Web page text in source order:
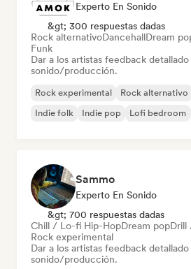
Experto En Sonido
&gt; 300 respuestas dadas
Rock alternativoDancehallDream
Funk
Dar a los artistas feedback detallado
sonido/producción.
Rock experimental Rock alternativo
Indie folk
Indie pop Lofi bedroom
Sammo
Experto En Sonido
&gt; 700 respuestas dadas
Chill / Lo-fi Hip-HopDream popDrill
Rock experimental
Dar a los artistas feedback detallado
sonido/producción.